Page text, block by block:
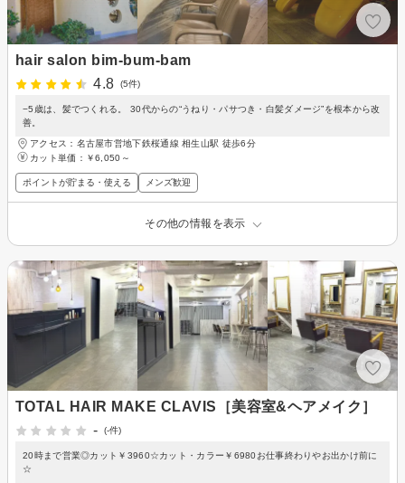
hair salon bim-bum-bam
4.8
(5件)
−5歳は、髪でつくれる。 30代からの“うねり・パサつき・白髪ダメージ”を根本から改
善。
アクセス：名古屋市営地下鉄桜通線 相生山駅 徒歩6分
カット単価： ￥6,050～
ポイントが貯まる・使える メンズ歓迎
その他の情報を表示
TOTAL HAIR MAKE CLAVIS［美容室&ヘアメイク］
-
(-件)
20時まで営業◎カット￥3960☆カット・カラー￥6980お仕事終わりやお出かけ前に
☆